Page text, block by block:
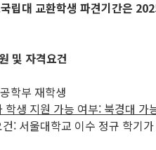
립대 교환학생 파견기간은
및 자격요건
학부 재학생
생 지원 가능 여부: 북경대 가
: 서울대학교 이수 정규 학기